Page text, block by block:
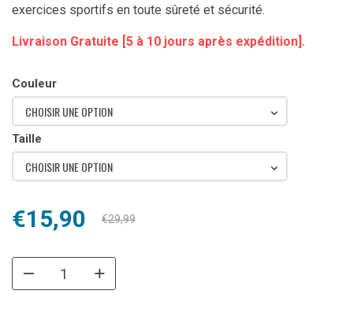
exercices sportifs en toute sûreté et sécurité.
Livraison Gratuite [5 à 10 jours après expédition].
Couleur
CHOISIR UNE OPTION
Taille
CHOISIR UNE OPTION
€29,99
Le
initial
€15,90
Le
actuel